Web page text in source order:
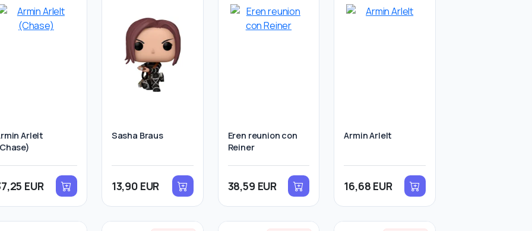
Arlelt
EUR
Sasha Braus
13,90 EUR
Eren reunion con
Reiner
38,59 EUR
Armin Arlelt
16,68 EUR